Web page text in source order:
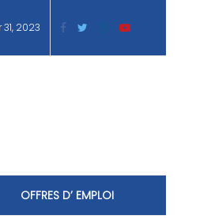
2023
OFFRES D’ EMPLOI